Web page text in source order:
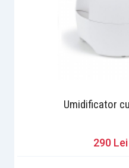
Umidificator
290 Lei